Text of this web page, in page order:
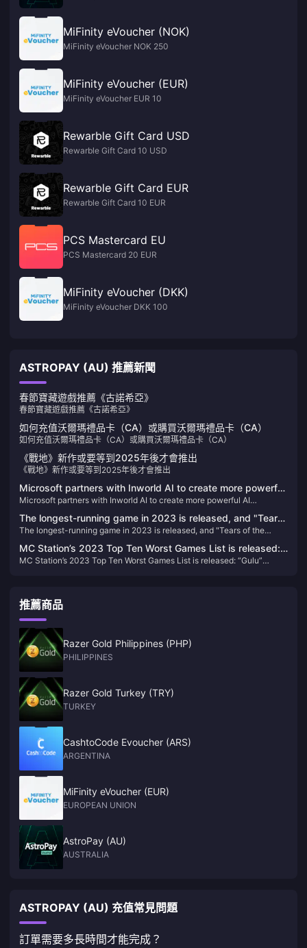
MiFinity eVoucher (NOK)
MiFinity eVoucher NOK 250
MiFinity eVoucher (EUR)
MiFinity eVoucher EUR 10
Rewarble Gift Card USD
Rewarble Gift Card 10 USD
Rewarble Gift Card EUR
Rewarble Gift Card 10 EUR
PCS Mastercard EU
PCS Mastercard 20 EUR
MiFinity eVoucher (DKK)
MiFinity eVoucher DKK 100
ASTROPAY (AU) 推薦新聞
春節寶藏遊戲推薦《古諾希亞》
春節寶藏遊戲推薦《古諾希亞》
如何充值沃爾瑪禮品卡（CA）或購買沃爾瑪禮品卡（CA）
如何充值沃爾瑪禮品卡（CA）或購買沃爾瑪禮品卡（CA）
《戰地》新作或要等到2025年後才會推出
《戰地》新作或要等到2025年後才會推出
Microsoft partners with Inworld AI to create more powerful
AI development tools for Xbox
Microsoft partners with Inworld AI to create more powerful AI
The longest-running game in 2023 is released, and "Tears
of the Kingdom" tops the list
The longest-running game in 2023 is released, and "Tears of the
MC Station’s 2023 Top Ten Worst Games List is released:
“Gulu” successfully topped the list
MC Station’s 2023 Top Ten Worst Games List is released: “Gulu”
推薦商品
Razer Gold Philippines (PHP)
PHILIPPINES
Razer Gold Turkey (TRY)
TURKEY
CashtoCode Evoucher (ARS)
ARGENTINA
MiFinity eVoucher (EUR)
EUROPEAN UNION
AstroPay (AU)
AUSTRALIA
ASTROPAY (AU) 充值常見問題
訂單需要多長時間才能完成？